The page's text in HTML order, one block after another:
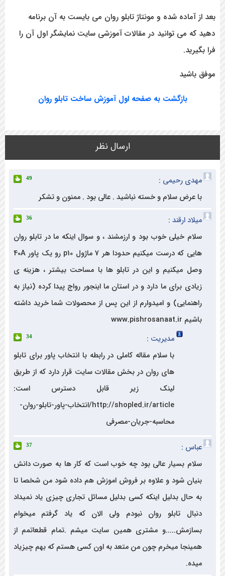
شده و مونتاژ تابلو روان می بایست به آن برنامه
می توانید در مقالات آموزشی سایت نمایشگر اول آن را
بازگشت به صفحه اول آموزش ساخت تابلو روان
ارسال نظر
رحیمی :
سلام و خسته نباشید . عالی بود . ممنون و تشکر
ارقند :
خیلی خوب بود و ارزمشند ، و سوال اینکه ما در تابلو روان
هایی که درست میکنیم حدودا هر 7 ماژول p10 رو یک پاور 40A
میکنیم و این در تابلو ها با مساحت بیشتر ، هزینه ی
برای ما دارد و در استان ما اینجور رواج پیدا کرده (نیاز به
و امیدوارم از این پس از محصولات شما خرید داشته
مدیریت :
با سلام مقاله کاملی در رابطه با انتخاب پاور برای تابلو
های روان در بخش مقالات سایت قرار دارد که از طریق
لینک زیر قابل دسترس است:
http://shopled.ir/article/انتخاب-پاور-تابلو-روان-
محاسبه-جریان-مصرفی
بسیار عالی بود چه خوب است که کار ها به صورت دانش
شود و علاوه بر فروش اموزش هم داده شود من شخصا تا
بدلیل اینکه کسی بدلیل مسائل تجاری چیزی یاد نمیداد
تابلو روان نبودم ولی الان که یاد گرفتم میخوام
مشتری همین سایت میشم .تمام قطعاتمم از
میخرم چون من متعد به اون کسی هستم که بهم چیزیاد